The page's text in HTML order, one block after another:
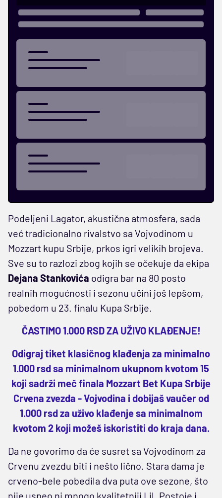
Podeljeni Lagator, akustična atmosfera, sada
već tradicionalno rivalstvo sa Vojvodinom u
Mozzart kupu Srbije, prkos igri velikih brojeva.
Sve su to razlozi zbog kojih se očekuje da ekipa
Dejana Stankovića odigra bar na 80 posto
realnih mogućnosti i sezonu učini još lepšom,
pobedom u 23. finalu Kupa Srbije.
ČASTIMO 1.000 RSD ZA UŽIVO KLAĐENJE!
Odigraj tiket klasičnog klađenja za minimalno
1.000 rsd sa minimalnom ukupnom kvotom 15
koji sadrži meč finala Mozzart Bet Kupa Srbije
Crvena zvezda - Vojvodina i dobijaš vaučer od
1.000 rsd za uživo klađenje sa minimalnom
kvotom 2 koji možeš iskoristiti do kraja dana.
Da ne govorimo da će susret sa Vojvodinom za
Crvenu zvezdu biti i nešto lično. Stara dama je
crveno-bele pobedila dva puta ove sezone, što
nije uspeo ni mnogo kvalitetniji Lil. Postoje i